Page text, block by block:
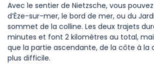
Avec le sentier de Nietzsche, vous
d’Èze-sur-mer, le bord de mer, ou du
sommet de la colline. Les deux trajets
minutes et font 2 kilomètres au total,
que la partie ascendante, de la côte à la
plus difficile.